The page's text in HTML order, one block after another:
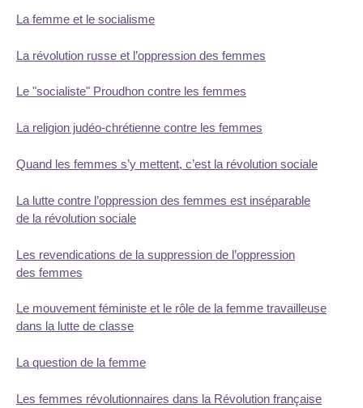
La femme et le socialisme
La révolution russe et l’oppression des femmes
Le "socialiste" Proudhon contre les femmes
La religion judéo-chrétienne contre les femmes
Quand les femmes s’y mettent, c’est la révolution sociale
La lutte contre l’oppression des femmes est inséparable
de la révolution sociale
Les revendications de la suppression de l’oppression
des femmes
Le mouvement féministe et le rôle de la femme travailleuse
dans la lutte de classe
La question de la femme
Les femmes révolutionnaires dans la Révolution française